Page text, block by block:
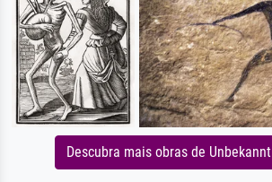
Descubra mais obras de